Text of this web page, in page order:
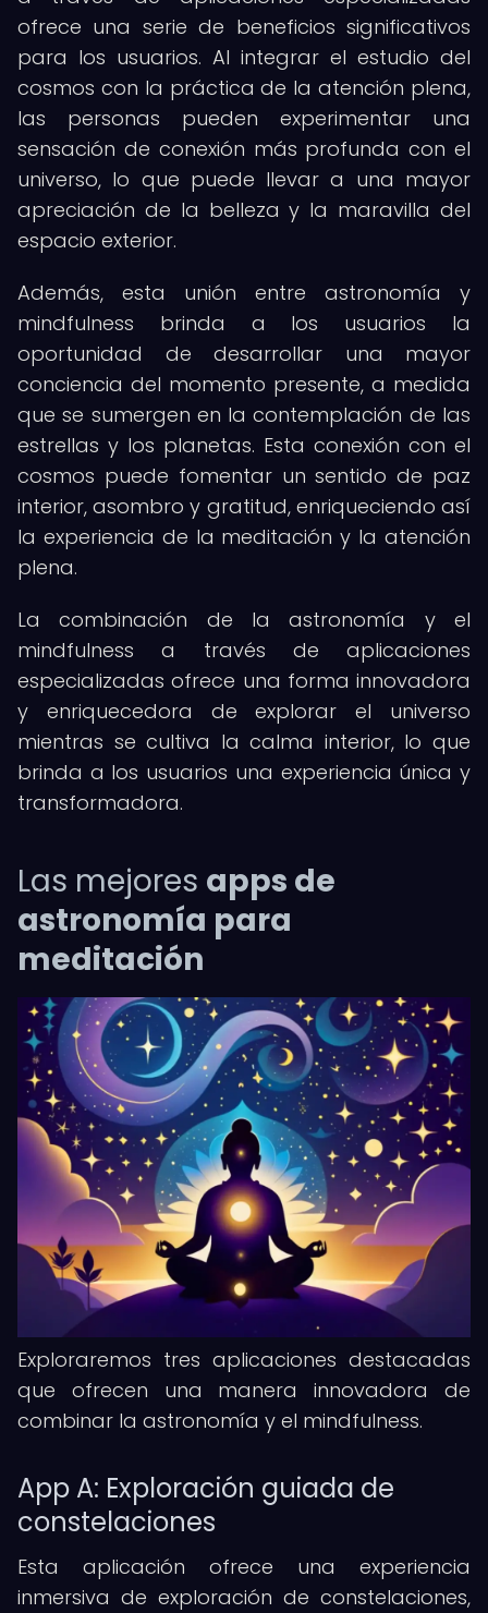
ofrece una serie de beneficios significativos
para los usuarios. Al integrar el estudio del
cosmos con la práctica de la atención plena,
las personas pueden experimentar una
sensación de conexión más profunda con el
universo, lo que puede llevar a una mayor
apreciación de la belleza y la maravilla del
espacio exterior.
Además, esta unión entre astronomía y
mindfulness brinda a los usuarios la
oportunidad de desarrollar una mayor
conciencia del momento presente, a medida
que se sumergen en la contemplación de las
estrellas y los planetas. Esta conexión con el
cosmos puede fomentar un sentido de paz
interior, asombro y gratitud, enriqueciendo así
la experiencia de la meditación y la atención
plena.
La combinación de la astronomía y el
mindfulness a través de aplicaciones
especializadas ofrece una forma innovadora
y enriquecedora de explorar el universo
mientras se cultiva la calma interior, lo que
brinda a los usuarios una experiencia única y
transformadora.
Las mejores apps de
astronomía para
meditación
Exploraremos tres aplicaciones destacadas
que ofrecen una manera innovadora de
combinar la astronomía y el mindfulness.
App A: Exploración guiada de
constelaciones
Esta aplicación ofrece una experiencia
inmersiva de exploración de constelaciones,